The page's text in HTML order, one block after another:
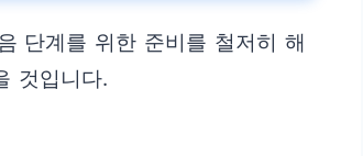
단계를 위한 준비를 철저히 해
것입니다.